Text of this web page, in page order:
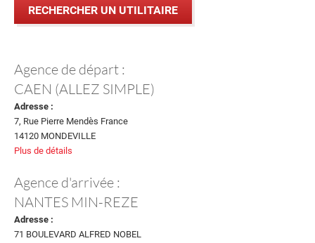
Agence de départ :
CAEN (ALLEZ SIMPLE)
Adresse :
7, Rue Pierre Mendès France
14120 MONDEVILLE
Plus de détails
Agence d'arrivée :
NANTES MIN-REZE
Adresse :
71 BOULEVARD ALFRED NOBEL